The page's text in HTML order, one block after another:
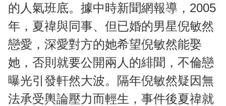
e
的人氣班底。據中時新聞網報導，2005
年，夏禕與同事、但已婚的男星倪敏然
戀愛，深愛對方的她希望倪敏然能娶
她，否則就要公開兩人的緋聞，不倫戀
曝光引發軒然大波。隔年倪敏然疑因無
法承受輿論壓力而輕生，事件後夏禕就